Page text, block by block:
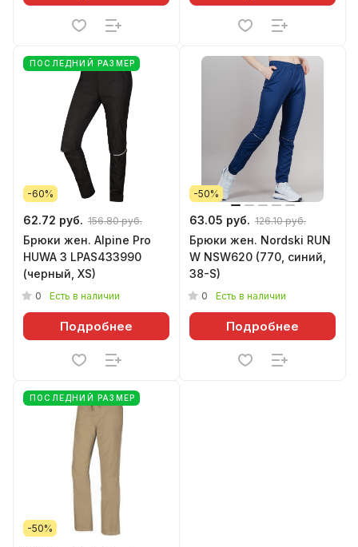
ПОСЛЕДНИЙ РАЗМЕР
-60%
62.72 руб. 156.80 руб.
Брюки жен. Аlpine Рro
HUWA 3 LPAS433990
(черный, XS)
0 Есть в наличии
Подробнее
-50%
63.05 руб. 126.10 руб.
Брюки жен. Nordski RUN
W NSW620 (770, синий,
38-S)
0 Есть в наличии
Подробнее
ПОСЛЕДНИЙ РАЗМЕР
-50%